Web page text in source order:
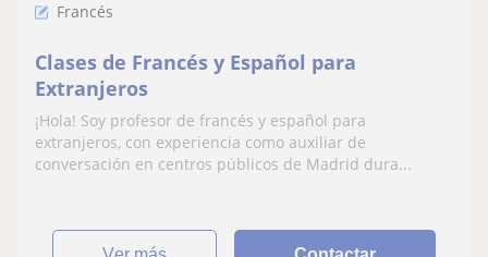
Francés
Clases de Francés y Español para
Extranjeros
¡Hola! Soy profesor de francés y español para
extranjeros, con experiencia como auxiliar de
conversación en centros públicos de Madrid dura...